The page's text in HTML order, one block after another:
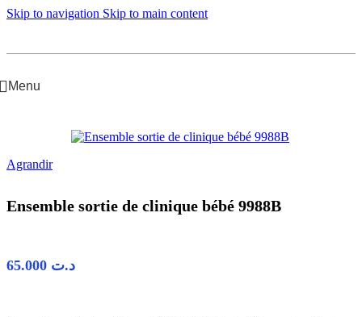
Skip to navigation Skip to main content
Menu
Agrandir
Ensemble sortie de clinique bébé 9988B
د.ت